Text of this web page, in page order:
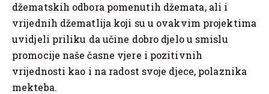
džematskih odbora pomenutih džemata, ali i
vrijednih džematlija koji su u ovakvim projektima
uvidjeli priliku da učine dobro djelo u smislu
promocije naše časne vjere i pozitivnih
vrijednosti kao i na radost svoje djece, polaznika
mekteba.